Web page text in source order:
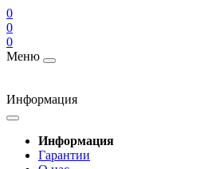
0
0
0
Меню
Информация
Информация
Гарантии